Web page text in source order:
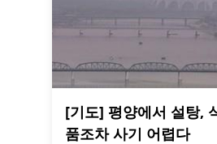
[기도] 평양에서 설탕,
품조차 사기 어렵다